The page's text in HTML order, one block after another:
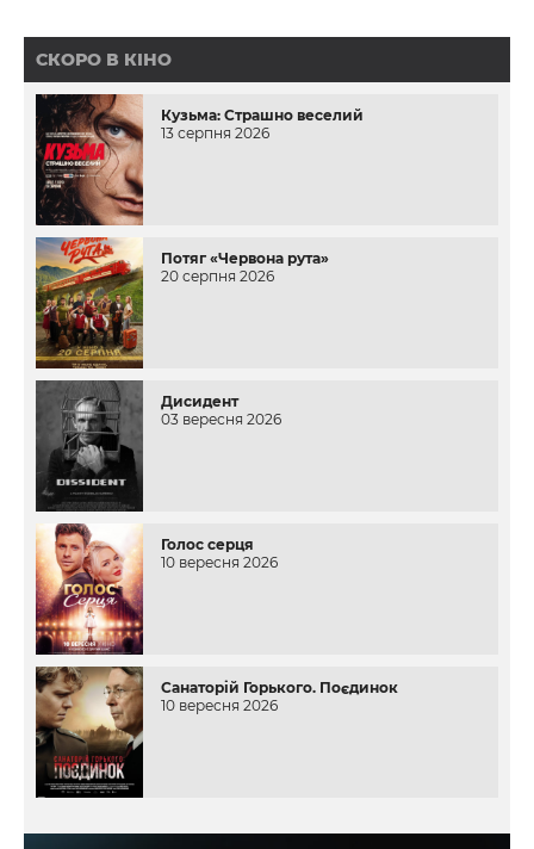
СКОРО В КІНО
Кузьма: Страшно веселий
13 серпня 2026
Потяг «Червона рута»
20 серпня 2026
Дисидент
03 вересня 2026
Голос серця
10 вересня 2026
Санаторій Горького. Поєдинок
10 вересня 2026